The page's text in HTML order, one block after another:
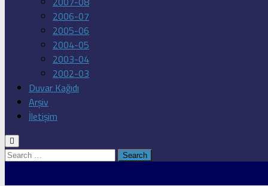
2006-07
2005-06
2004-05
2003-04
2002-03
Duvar Kağıdı
Arşiv
İletişim
Search